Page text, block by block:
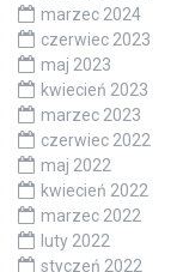
marzec 2024
czerwiec 2023
maj 2023
kwiecień 2023
marzec 2023
czerwiec 2022
maj 2022
kwiecień 2022
marzec 2022
luty 2022
styczeń 2022